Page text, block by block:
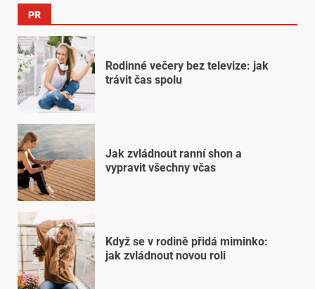
PR
Rodinné večery bez televize: jak
trávit čas spolu
Jak zvládnout ranní shon a
vypravit všechny včas
Když se v rodině přidá miminko:
jak zvládnout novou roli